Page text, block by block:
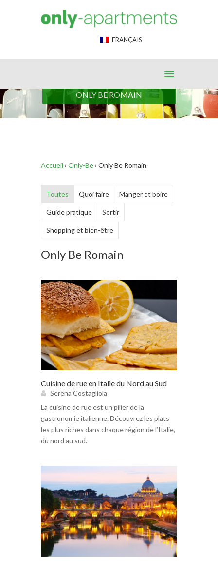
FRANÇAIS
ONLY BE ROMAIN
Accueil › Only-Be› Only Be Romain
Toutes Quoi faire Manger et boire
Guide pratique Sortir
Shopping et bien-être
Only Be Romain
Cuisine de rue en Italie du Nord au Sud
Serena Costagliola
La cuisine de rue est un pilier de la
gastronomie italienne. Découvrez les plats
les plus riches dans chaque région de l’Italie,
du nord au sud.